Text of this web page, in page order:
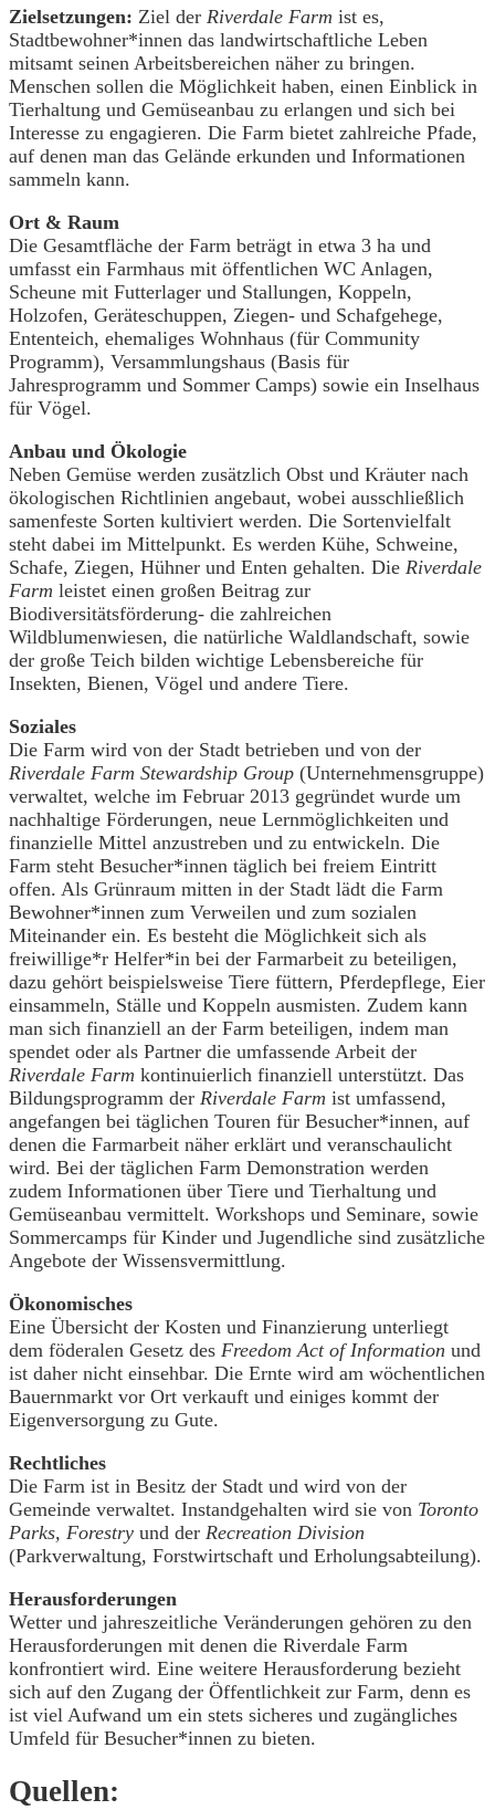
Zielsetzungen: Ziel der Riverdale Farm ist es,
Stadtbewohner*innen das landwirtschaftliche Leben
mitsamt seinen Arbeitsbereichen näher zu bringen.
Menschen sollen die Möglichkeit haben, einen Einblick in
Tierhaltung und Gemüseanbau zu erlangen und sich bei
Interesse zu engagieren. Die Farm bietet zahlreiche Pfade,
auf denen man das Gelände erkunden und Informationen
sammeln kann.
Ort & Raum
Die Gesamtfläche der Farm beträgt in etwa 3 ha und
umfasst ein Farmhaus mit öffentlichen WC Anlagen,
Scheune mit Futterlager und Stallungen, Koppeln,
Holzofen, Geräteschuppen, Ziegen- und Schafgehege,
Ententeich, ehemaliges Wohnhaus (für Community
Programm), Versammlungshaus (Basis für
Jahresprogramm und Sommer Camps) sowie ein Inselhaus
für Vögel.
Anbau und Ökologie
Neben Gemüse werden zusätzlich Obst und Kräuter nach
ökologischen Richtlinien angebaut, wobei ausschließlich
samenfeste Sorten kultiviert werden. Die Sortenvielfalt
steht dabei im Mittelpunkt. Es werden Kühe, Schweine,
Schafe, Ziegen, Hühner und Enten gehalten. Die Riverdale
Farm leistet einen großen Beitrag zur
Biodiversitätsförderung- die zahlreichen
Wildblumenwiesen, die natürliche Waldlandschaft, sowie
der große Teich bilden wichtige Lebensbereiche für
Insekten, Bienen, Vögel und andere Tiere.
Soziales
Die Farm wird von der Stadt betrieben und von der
Riverdale Farm Stewardship Group (Unternehmensgruppe)
verwaltet, welche im Februar 2013 gegründet wurde um
nachhaltige Förderungen, neue Lernmöglichkeiten und
finanzielle Mittel anzustreben und zu entwickeln. Die
Farm steht Besucher*innen täglich bei freiem Eintritt
offen. Als Grünraum mitten in der Stadt lädt die Farm
Bewohner*innen zum Verweilen und zum sozialen
Miteinander ein. Es besteht die Möglichkeit sich als
freiwillige*r Helfer*in bei der Farmarbeit zu beteiligen,
dazu gehört beispielsweise Tiere füttern, Pferdepflege, Eier
einsammeln, Ställe und Koppeln ausmisten. Zudem kann
man sich finanziell an der Farm beteiligen, indem man
spendet oder als Partner die umfassende Arbeit der
Riverdale Farm kontinuierlich finanziell unterstützt. Das
Bildungsprogramm der Riverdale Farm ist umfassend,
angefangen bei täglichen Touren für Besucher*innen, auf
denen die Farmarbeit näher erklärt und veranschaulicht
wird. Bei der täglichen Farm Demonstration werden
zudem Informationen über Tiere und Tierhaltung und
Gemüseanbau vermittelt. Workshops und Seminare, sowie
Sommercamps für Kinder und Jugendliche sind zusätzliche
Angebote der Wissensvermittlung.
Ökonomisches
Eine Übersicht der Kosten und Finanzierung unterliegt
dem föderalen Gesetz des Freedom Act of Information und
ist daher nicht einsehbar. Die Ernte wird am wöchentlichen
Bauernmarkt vor Ort verkauft und einiges kommt der
Eigenversorgung zu Gute.
Rechtliches
Die Farm ist in Besitz der Stadt und wird von der
Gemeinde verwaltet. Instandgehalten wird sie von Toronto
Parks, Forestry und der Recreation Division
(Parkverwaltung, Forstwirtschaft und Erholungsabteilung).
Herausforderungen
Wetter und jahreszeitliche Veränderungen gehören zu den
Herausforderungen mit denen die Riverdale Farm
konfrontiert wird. Eine weitere Herausforderung bezieht
sich auf den Zugang der Öffentlichkeit zur Farm, denn es
ist viel Aufwand um ein stets sicheres und zugängliches
Umfeld für Besucher*innen zu bieten.
Quellen: